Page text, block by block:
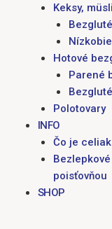
Keksy,
Hotové
Parené
Polotovary
INFO
Čo je
poisťovňou
SHOP